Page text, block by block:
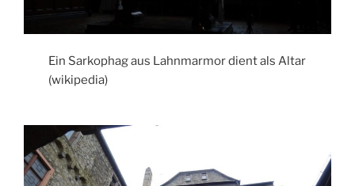
Ein Sarkophag aus Lahnmarmor dient als Altar
(wikipedia)